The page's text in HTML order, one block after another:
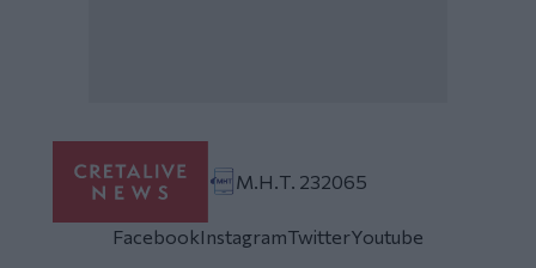
Μ.Η.Τ. 232065
FacebookInstagramTwitterYoutube